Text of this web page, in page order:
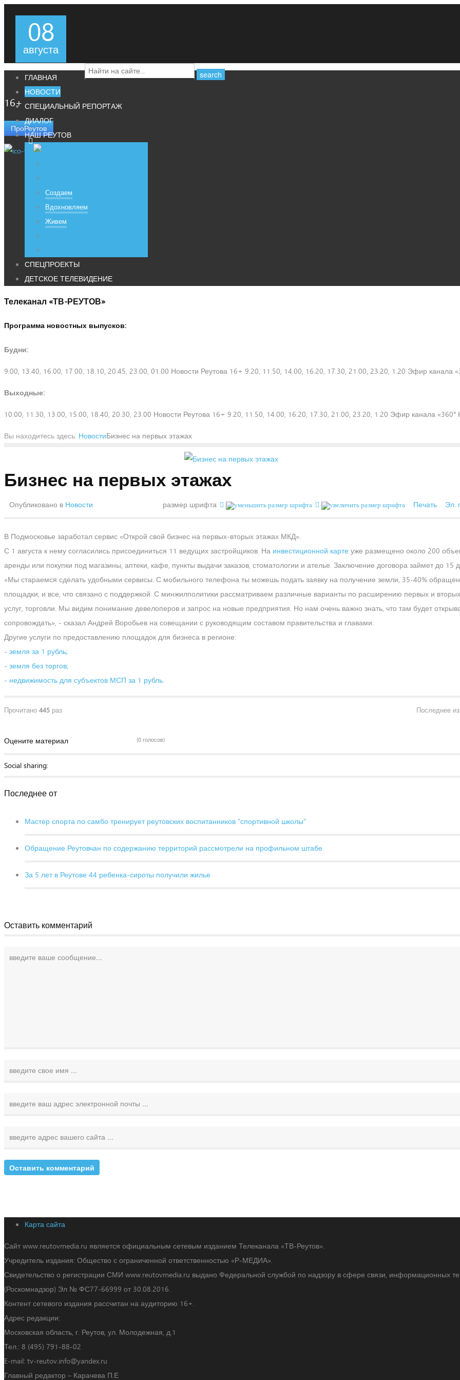
16+
ПроРеутов
ГЛАВНАЯ
НОВОСТИ
СПЕЦИАЛЬНЫЙ РЕПОРТАЖ
ДИАЛОГ
НАШ РЕУТОВ
Создаем
Вдохновляем
Живем
СПЕЦПРОЕКТЫ
ДЕТСКОЕ ТЕЛЕВИДЕНИЕ
Телеканал «ТВ-РЕУТОВ»
Программа новостных выпусков:
Будни:
9.00, 13.40, 16.00, 17.00, 18.10, 20.45, 23.00, 01.00 Новости Реутова 16+ 9.20, 11.50, 14.00, 16.20, 17.30, 21.00, 23.20, 1.20 Эфир канала
Выходные:
10.00, 11.30, 13.00, 15.00, 18.40, 20.30, 23.00 Новости Реутова 16+ 9.20, 11.50, 14.00, 16.20, 17.30, 21.00, 23.20, 1.20 Эфир канала «360°
Вы находитесь здесь: НовостиБизнес на первых этажах
08
августа
Бизнес на первых этажах
Опубликовано в Новости размер шрифта Печать Эл.
В Подмосковье заработал сервис «Открой свой бизнес на первых-вторых этажах МКД».
С 1 августа к нему согласились присоединиться 11 ведущих застройщиков. На инвестиционной карте уже размещено около 200
аренды или покупки под магазины, аптеки, кафе, пункты выдачи заказов, стоматологии и ателье. Заключение договора займет до 15
«Мы стараемся сделать удобными сервисы. С мобильного телефона ты можешь подать заявку на получение земли, 35-40%
площадки, и все, что связано с поддержкой. С минжилполитики рассматриваем различные варианты по расширению первых и
услуг, торговли. Мы видим понимание девелоперов и запрос на новые предприятия. Но нам очень важно знать, что там будет
сопровождать», - сказал Андрей Воробьев на совещании с руководящим составом правительства и главами.
Другие услуги по предоставлению площадок для бизнеса в регионе:
- земля за 1 рубль;
- земля без торгов;
- недвижимость для субъектов МСП за 1 рубль.
Прочитано 445 раз Последнее
Оцените материал (0 голосов)
Social sharing:
Последнее от
Мастер спорта по самбо тренирует реутовских воспитанников "спортивной школы"
Обращение Реутовчан по содержанию территорий рассмотрели на профильном штабе
За 5 лет в Реутове 44 ребенка-сироты получили жилье
Оставить комментарий
Карта сайта
Сайт www.reutovmedia.ru является официальным сетевым изданием Телеканала «ТВ-Реутов».
Учредитель издания: Общество с ограниченной ответственностью «Р-МЕДИА».
Свидетельство о регистрации СМИ www.reutovmedia.ru выдано Федеральной службой по надзору в сфере связи, информационных
(Роскомнадзор) Эл № ФС77-66999 от 30.08.2016.
Контент сетевого издания рассчитан на аудиторию 16+.
Адрес редакции:
Московская область, г. Реутов, ул. Молодежная, д.1
Тел.: 8 (495) 791-88-02
E-mail: tv-reutov.info@yandex.ru
Главный редактор – Карачева П.Е